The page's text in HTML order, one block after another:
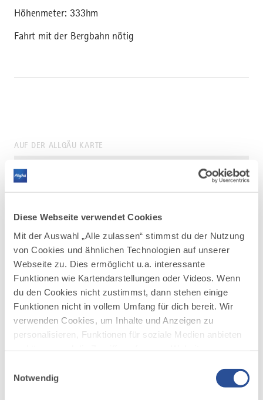
Diese Webseite verwendet Cookies
Mit der Auswahl „Alle zulassen“ stimmst du der Nutzung
von Cookies und ähnlichen Technologien auf unserer
Webseite zu. Dies ermöglicht u.a. interessante
Funktionen wie Kartendarstellungen oder Videos. Wenn
du den Cookies nicht zustimmst, dann stehen einige
Funktionen nicht in vollem Umfang für dich bereit. Wir
verwenden Cookies, um Inhalte und Anzeigen zu
personalisieren, Funktionen für soziale Medien anbieten
deiner Verwendung unserer Website an unsere Partner
Notwendig
Höhenmeter: 333hm
Fahrt mit der Bergbahn nötig
AUF DER ALLGÄU KARTE